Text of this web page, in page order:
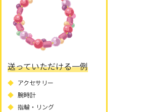
送っていただける一例
アクセサリー
腕時計
指輪・リング